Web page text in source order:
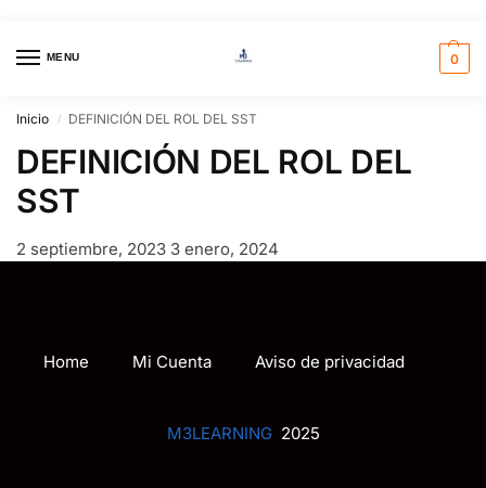
MENU 0
Inicio / DEFINICIÓN DEL ROL DEL SST
DEFINICIÓN DEL ROL DEL
SST
2 septiembre, 2023 3 enero, 2024
Home Mi Cuenta Aviso de privacidad
M3LEARNING2025